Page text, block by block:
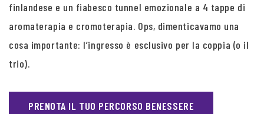
finlandese e un fiabesco tunnel emozionale a 4 tappe di
aromaterapia e cromoterapia. Ops, dimenticavamo una
cosa importante: l’ingresso è esclusivo per la coppia (o il
trio).
PRENOTA IL TUO PERCORSO BENESSERE